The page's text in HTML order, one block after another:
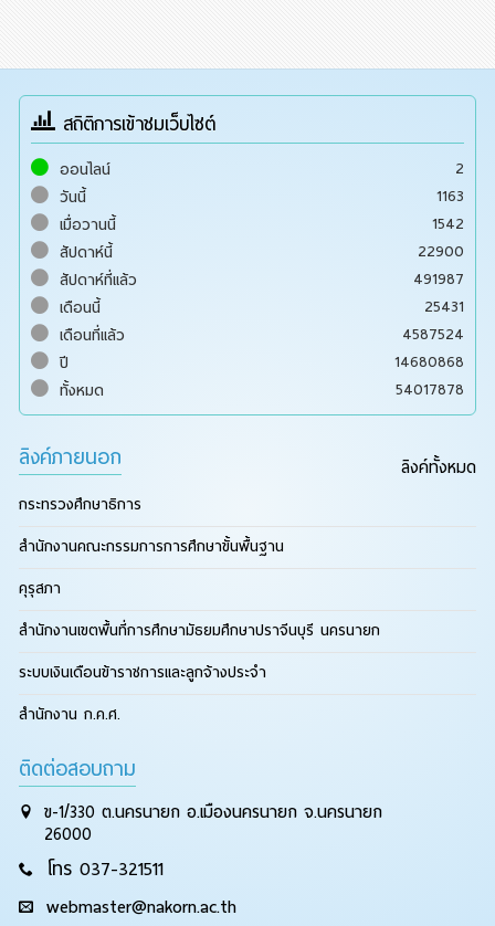
สถิติการเข้าชมเว็บไซต์
ออนไลน์
2
วันนี้
1163
เมื่อวานนี้
1542
สัปดาห์นี้
22900
สัปดาห์ที่แล้ว
491987
เดือนนี้
25431
เดือนที่แล้ว
4587524
ปี
14680868
ทั้งหมด
54017878
ลิงค์ภายนอก ลิงค์ทั้งหมด
กระทรวงศึกษาธิการ
สำนักงานคณะกรรมการการศึกษาขั้นพื้นฐาน
คุรุสภา
สำนักงานเขตพื้นที่การศึกษามัธยมศึกษาปราจีนบุรี นครนายก
ระบบเงินเดือนข้าราชการและลูกจ้างประจำ
สำนักงาน ก.ค.ศ.
ติดต่อสอบถาม
ข-1/330 ต.นครนายก อ.เมืองนครนายก จ.นครนายก
26000
โทร 037-321511
webmaster@nakorn.ac.th